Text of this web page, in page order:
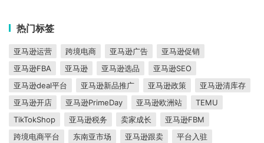
热门标签
亚马逊运营 跨境电商 亚马逊广告
亚马逊促销
亚马逊FBA
亚马逊 亚马逊选品
亚马逊SEO
亚马逊deal平台
亚马逊新品推广 亚马逊政策
亚马逊清库存
亚马逊开店
亚马逊PrimeDay 亚马逊欧洲站
TEMU
TikTokShop
亚马逊税务 卖家成长
亚马逊FBM
跨境电商平台
东南亚市场 亚马逊跟卖
平台入驻